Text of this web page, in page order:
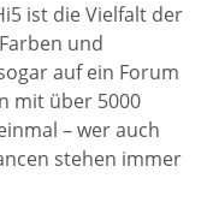
ist die Vielfalt der
und
auf ein Forum
mit über 5000
– wer auch
stehen immer